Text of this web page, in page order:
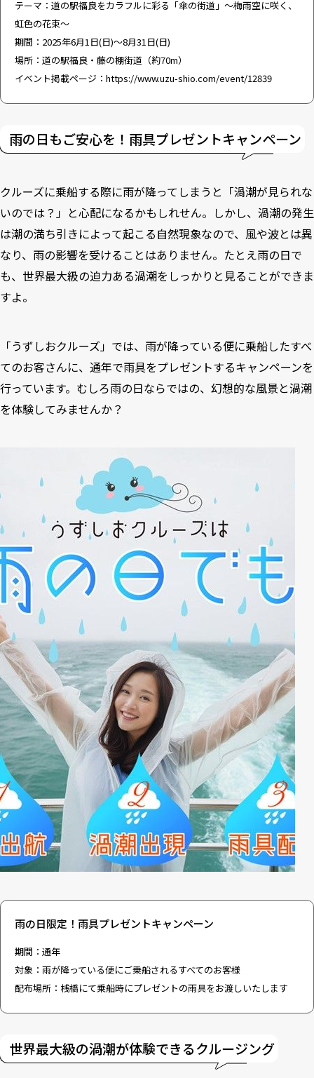
テーマ：道の駅福良をカラフルに彩る「傘の街道」～梅雨空に咲く、
虹色の花束～
期間：2025年6月1日(日)～8月31日(日)
場所：道の駅福良・藤の棚街道（約70m）
イベント掲載ページ： https://www.uzu-shio.com/event/12839
雨の日もご安心を！雨具プレゼントキャンペーン
クルーズに乗船する際に雨が降ってしまうと「渦潮が見られな
いのでは？」と心配になるかもしれせん。しかし、渦潮の発生
は潮の満ち引きによって起こる自然現象なので、風や波とは異
なり、雨の影響を受けることはありません。たとえ雨の日で
も、世界最大級の迫力ある渦潮をしっかりと見ることができま
すよ。
「うずしおクルーズ」では、雨が降っている便に乗船したすべ
てのお客さんに、通年で雨具をプレゼントするキャンペーンを
行っています。むしろ雨の日ならではの、幻想的な風景と渦潮
を体験してみませんか？
雨の日限定！雨具プレゼントキャンペーン
期間：通年
対象：雨が降っている便にご乗船されるすべてのお客様
配布場所：桟橋にて乗船時にプレゼントの雨具をお渡しいたします
世界最大級の渦潮が体験できるクルージング